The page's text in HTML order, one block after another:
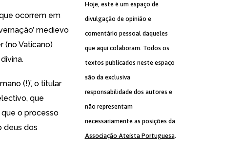
ocorrem em
medievo
(no Vaticano)
(!)’, o titular
que
que o processo
deus dos
Hoje, este é um espaço de
divulgação de opinião e
comentário pessoal daqueles
que aqui colaboram. Todos os
textos publicados neste espaço
são da exclusiva
responsabilidade dos autores e
não representam
necessariamente as posições da
Associação Ateísta Portuguesa.